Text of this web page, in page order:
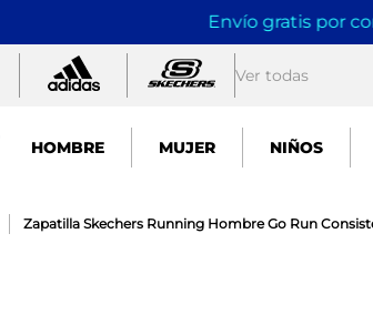
Envío gratis por
Ver todas
HOMBRE MUJER NIÑOS
Zapatilla Skechers Running Hombre Go Run